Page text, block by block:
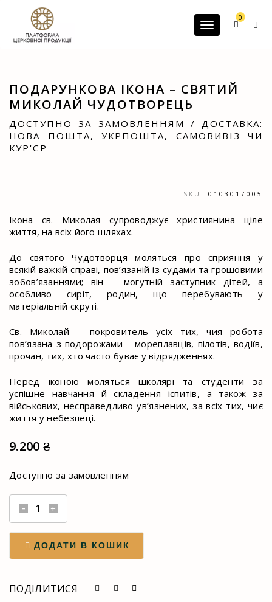
G-60JZFMNRBC
Toggle
0
ПОДАРУНКОВА ІКОНА – СВЯТИЙ
МИКОЛАЙ ЧУДОТВОРЕЦЬ
ДОСТУПНО ЗА ЗАМОВЛЕННЯМ / ДОСТАВКА:
НОВА ПОШТА, УКРПОШТА, САМОВИВІЗ ЧИ
КУР'ЄР
SKU: 0103017005
Ікона св. Миколая супроводжує християнина ціле
життя, на всіх його шляхах.
До святого Чудотворця моляться про сприяння у
всякій важкій справі, пов’язаній із судами та грошовими
зобов’язаннями; він – могутній заступник дітей, а
особливо сиріт, родин, що перебувають у
матеріальній скруті.
Св. Миколай – покровитель усіх тих, чия робота
пов’язана з подорожами – мореплавців, пілотів, водіїв,
прочан, тих, хто часто буває у відрядженнях.
Перед іконою моляться школярі та студенти за
успішне навчання й складення іспитів, а також за
військових, несправедливо ув’язнених, за всіх тих, чиє
життя у небезпеці.
9.200 ₴
Доступно за замовленням
Подарункова
ікона
Святий
quantity
ДОДАТИ В КОШИК
ПОДІЛИТИСЯ